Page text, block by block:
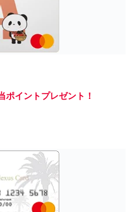
ポイントプレゼント！